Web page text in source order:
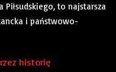
to najstarsza
i państwowo-
historię